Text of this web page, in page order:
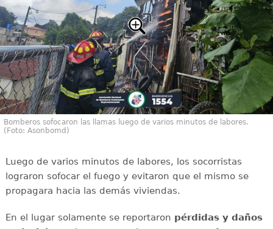
Bomberos sofocaron las llamas luego de varios minutos de labores.
(Foto: Asonbomd)
Luego de varios minutos de labores, los socorristas
lograron sofocar el fuego y evitaron que el mismo se
propagara hacia las demás viviendas.
En el lugar solamente se reportaron pérdidas y daños